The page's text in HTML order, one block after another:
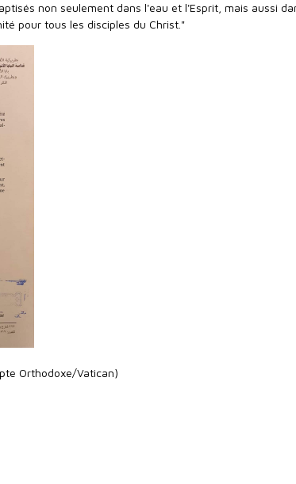
non seulement dans l'eau et l'Esprit, mais aussi
pour tous les disciples du Christ."
Orthodoxe/Vatican)